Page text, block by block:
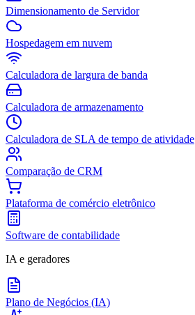
Dimensionamento de Servidor
Hospedagem em nuvem
Calculadora de largura de banda
Calculadora de armazenamento
Calculadora de SLA de tempo de atividade
Comparação de CRM
Plataforma de comércio eletrônico
Software de contabilidade
IA e geradores
Plano de Negócios (IA)